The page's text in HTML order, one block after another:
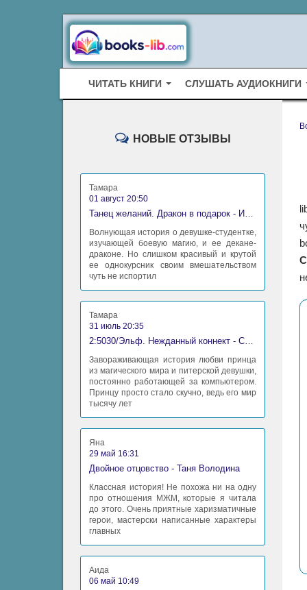
ЧИТАТЬ КНИГИ СЛУШАТЬ АУДИОКНИГИ
НОВЫЕ ОТЗЫВЫ
Тамара
01 август 20:50
Танец желаний. Дракон в подарок - Ирина Алексеева
Волнующая история о девушке-студентке,
изучающей боевую магию, и ее декане-
драконе. Но слишком красивый и крутой
ее однокурсник своим вмешательством
чуть не испортил
Тамара
31 июль 20:35
2:5030/Эльф. Нежданный коннект - Станислав Миков
Завораживающая история любви принца
из магического мира и питерской девушки,
постоянно работающей за компьютером.
Принцу просто стало скучно, ведь его мир
тысячу лет
Яна
29 май 16:31
Двойное отцовство - Таня Володина
Классная история! Не похожа ни на одну
про отношения МЖМ, которые я читала
до этого. Очень приятные харизматичные
герои, мастерски написанные характеры
главных
Аида
06 май 10:49